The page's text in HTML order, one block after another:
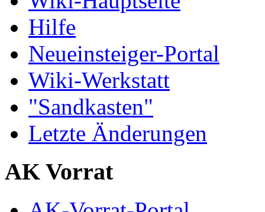
Hilfe
Neueinsteiger-Portal
Wiki-Werkstatt
"Sandkasten"
Letzte Änderungen
AK Vorrat